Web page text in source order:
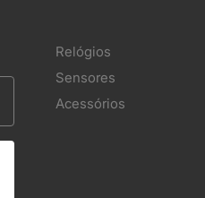
Relógios
Sensores
Acessórios